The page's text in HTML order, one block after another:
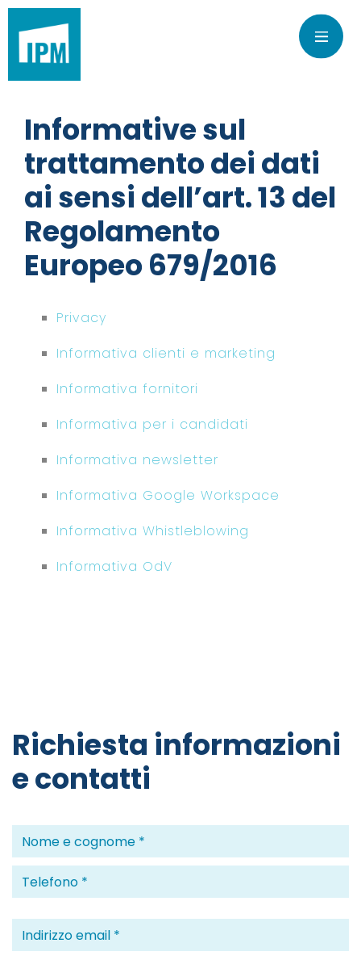
Informative sul
trattamento dei dati
ai sensi dell’art. 13 del
Regolamento
Europeo 679/2016
Privacy
Informativa clienti e marketing
Informativa fornitori
Informativa per i candidati
Informativa newsletter
Informativa Google Workspace
Informativa Whistleblowing
Informativa OdV
Richiesta informazioni
e contatti